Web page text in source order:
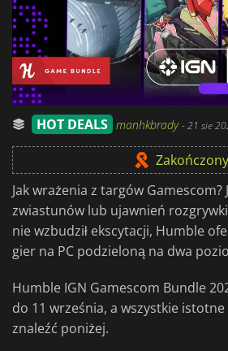
HOT DEALS manhkbrady-21 sie
Zakończony
Jak wrażenia z targów Gamescom?
zwiastunów lub ujawnień
nie wzbudził ekscytacji, Humble
gier na PC podzieloną na dwa
Humble IGN Gamescom Bundle
do 11 września, a wszystkie
znaleźć poniżej.